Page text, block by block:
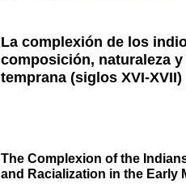
La complexión de los
composición, naturaleza
temprana (siglos XVI-XVII)
The Complexion of the
and Racialization in the Early